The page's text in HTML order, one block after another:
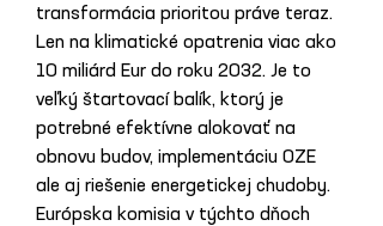
transformácia prioritou práve teraz.
Len na klimatické opatrenia viac ako
10 miliárd Eur do roku 2032. Je to
veľký štartovací balík, ktorý je
potrebné efektívne alokovať na
obnovu budov, implementáciu OZE
ale aj riešenie energetickej chudoby.
Európska komisia v týchto dňoch